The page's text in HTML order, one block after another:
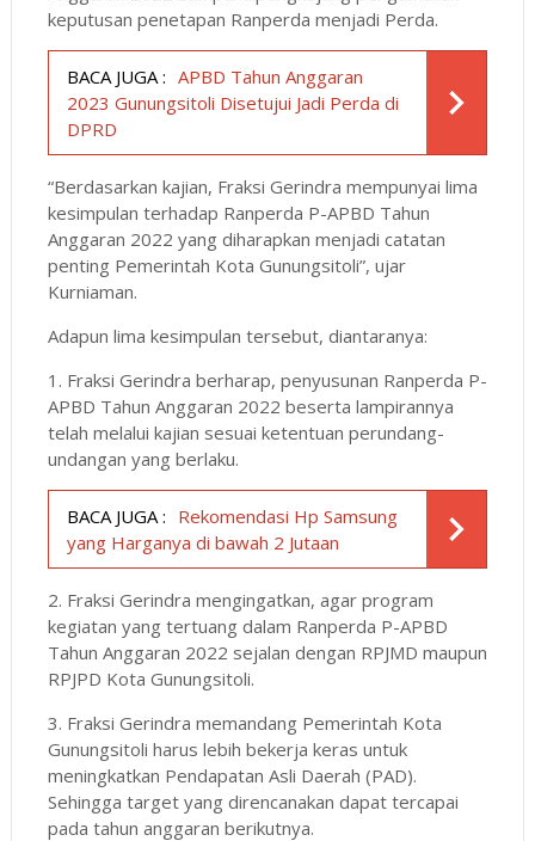
keputusan penetapan Ranperda menjadi Perda.
BACA JUGA : APBD Tahun Anggaran
2023 Gunungsitoli Disetujui Jadi Perda di
DPRD
“Berdasarkan kajian, Fraksi Gerindra mempunyai lima
kesimpulan terhadap Ranperda P-APBD Tahun
Anggaran 2022 yang diharapkan menjadi catatan
penting Pemerintah Kota Gunungsitoli”, ujar
Kurniaman.
Adapun lima kesimpulan tersebut, diantaranya:
1. Fraksi Gerindra berharap, penyusunan Ranperda P-
APBD Tahun Anggaran 2022 beserta lampirannya
telah melalui kajian sesuai ketentuan perundang-
undangan yang berlaku.
BACA JUGA : Rekomendasi Hp Samsung
yang Harganya di bawah 2 Jutaan
2. Fraksi Gerindra mengingatkan, agar program
kegiatan yang tertuang dalam Ranperda P-APBD
Tahun Anggaran 2022 sejalan dengan RPJMD maupun
RPJPD Kota Gunungsitoli.
3. Fraksi Gerindra memandang Pemerintah Kota
Gunungsitoli harus lebih bekerja keras untuk
meningkatkan Pendapatan Asli Daerah (PAD).
Sehingga target yang direncanakan dapat tercapai
pada tahun anggaran berikutnya.